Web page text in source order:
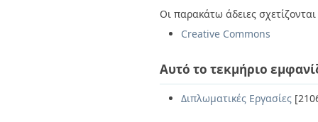
Οι παρακάτω άδειες
Creative Commons
Αυτό το τεκμήριο
Διπλωματικές Εργασίες